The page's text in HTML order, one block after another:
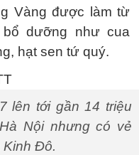
Vàng được làm từ
dưỡng như cua
hạt sen tứ quý.
lên tới gần 14 triệu
Nội nhưng có vẻ
Kinh Đô.